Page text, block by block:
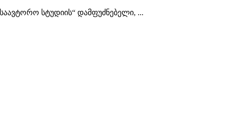
სტუდიის“ დამფუძნებელი, ...